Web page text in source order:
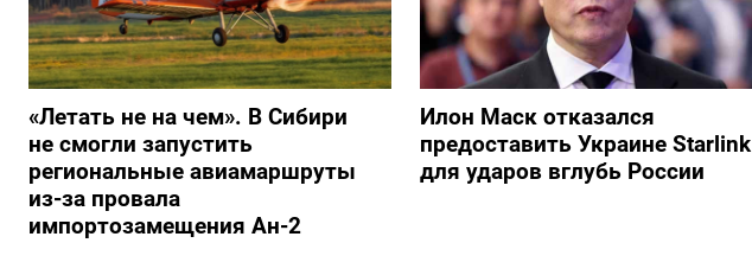
«Летать не на чем». В Сибири
не смогли запустить
региональные авиамаршруты
из-за провала
импортозамещения Ан-2
Илон Маск отказался
предоставить Украине Starlink
для ударов вглубь России